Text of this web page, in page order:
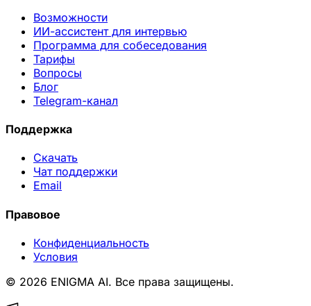
Возможности
ИИ-ассистент для интервью
Программа для собеседования
Тарифы
Вопросы
Блог
Telegram-канал
Поддержка
Скачать
Чат поддержки
Email
Правовое
Конфиденциальность
Условия
© 2026 ENIGMA AI. Все права защищены.